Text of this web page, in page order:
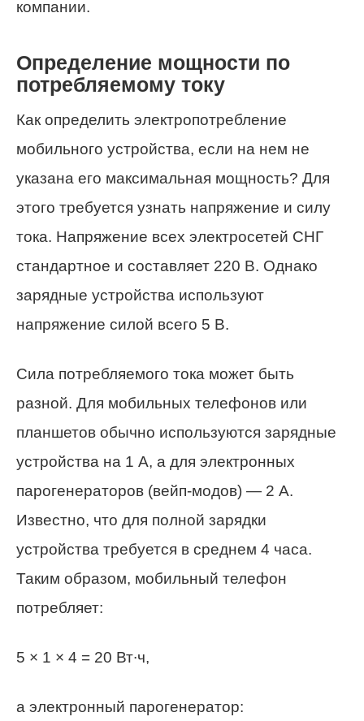
компании.
Определение мощности по
потребляемому току
Как определить электропотребление
мобильного устройства, если на нем не
указана его максимальная мощность? Для
этого требуется узнать напряжение и силу
тока. Напряжение всех электросетей СНГ
стандартное и составляет 220 В. Однако
зарядные устройства используют
напряжение силой всего 5 В.
Сила потребляемого тока может быть
разной. Для мобильных телефонов или
планшетов обычно используются зарядные
устройства на 1 А, а для электронных
парогенераторов (вейп-модов) — 2 А.
Известно, что для полной зарядки
устройства требуется в среднем 4 часа.
Таким образом, мобильный телефон
потребляет:
5 × 1 × 4 = 20 Вт∙ч,
а электронный парогенератор: